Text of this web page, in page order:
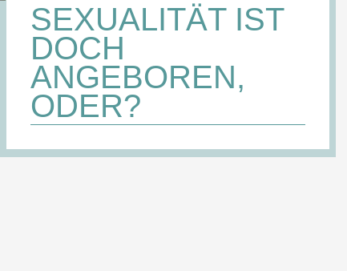
SEXUALITÄT IST
DOCH
ANGEBOREN,
ODER?